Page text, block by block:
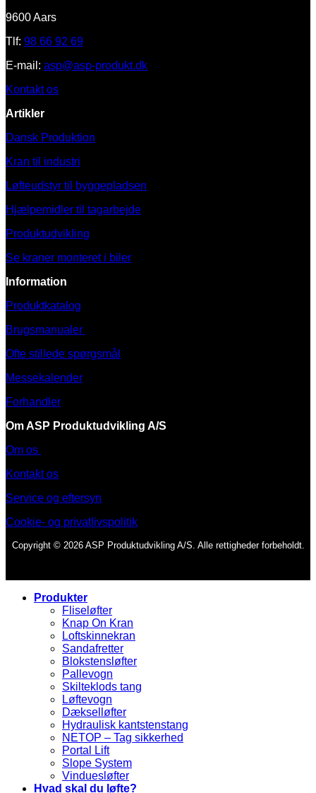
9600 Aars
Tlf: 98 66 92 69
E-mail: asp@asp-produkt.dk
Kontakt os
Artikler
Dansk Produktion
Kran til industri
Løfteudstyr til byggepladsen
Hjælpemidler til tagarbejde
Produktudvikling
Se kraner monteret i biler
Information
Produktkatalog
Brugsmanualer
Ofte stillede spørgsmål
Messekalender
Forhandler
Om ASP Produktudvikling A/S
Om os
Kontakt os
Service og eftersyn
Cookie- og privatlivspolitik
Copyright © 2026 ASP Produktudvikling A/S. Alle rettigheder forbeholdt.
Produkter
Fliseløfter
Knap On Kran
Loftskinnekran
Sandafretter
Blokstensløfter
Pallevogn
Skilteklods tang
Løftevogn
Dækselløfter
Hydraulisk kantstenstang
NETOP – Tag sikkerhed
Portal Lift
Slope System
Vinduesløfter
Hvad skal du løfte?